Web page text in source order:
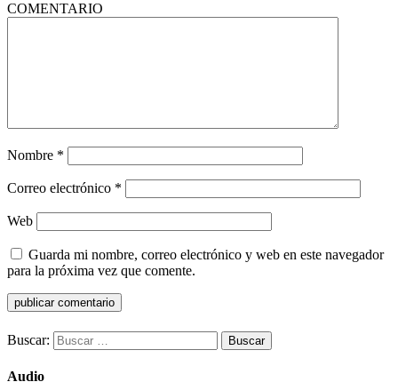
COMENTARIO
Nombre *
Correo electrónico *
Web
Guarda mi nombre, correo electrónico y web en este navegador
para la próxima vez que comente.
Buscar:
Audio